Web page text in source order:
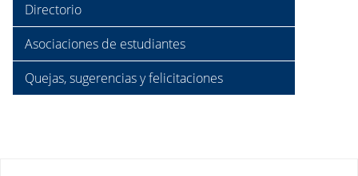
Directorio
Asociaciones de estudiantes
Quejas, sugerencias y felicitaciones